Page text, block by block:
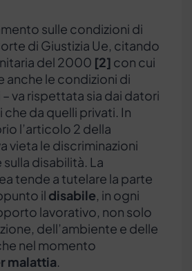
sulle condizioni di
di Giustizia Ue, citando
del 2000 [2] con cui
le condizioni di
va rispettata sia dai datori
da quelli privati. In
l’articolo 2 della
vieta le discriminazioni
disabilità. La
tende a tutelare la parte
il disabile, in ogni
lavorativo, non solo
dell’ambiente e delle
nel momento
malattia.